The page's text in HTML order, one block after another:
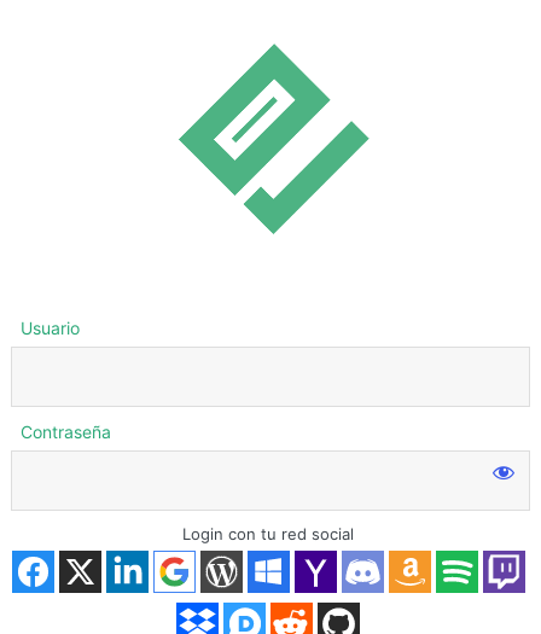
Acceder
Usuario
Contraseña
Login con tu red social